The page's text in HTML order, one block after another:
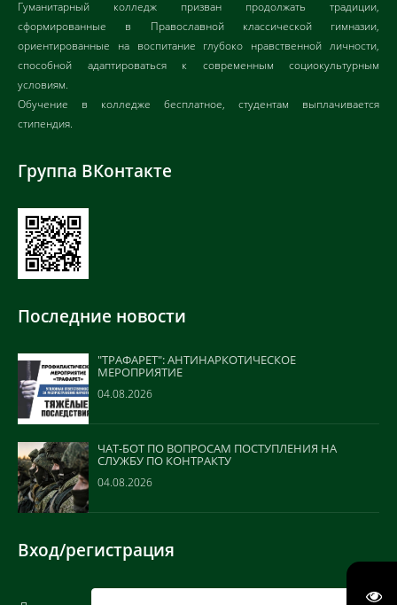
Гуманитарный колледж призван продолжать традиции,
сформированные в Православной классической гимназии,
ориентированные на воспитание глубоко нравственной личности,
способной адаптироваться к современным социокультурным
условиям.
Обучение в колледже бесплатное, студентам выплачивается
стипендия.
Группа ВКонтакте
Последние новости
"ТРАФАРЕТ": АНТИНАРКОТИЧЕСКОЕ
МЕРОПРИЯТИЕ
04.08.2026
ЧАТ-БОТ ПО ВОПРОСАМ ПОСТУПЛЕНИЯ НА
СЛУЖБУ ПО КОНТРАКТУ
04.08.2026
Вход/регистрация